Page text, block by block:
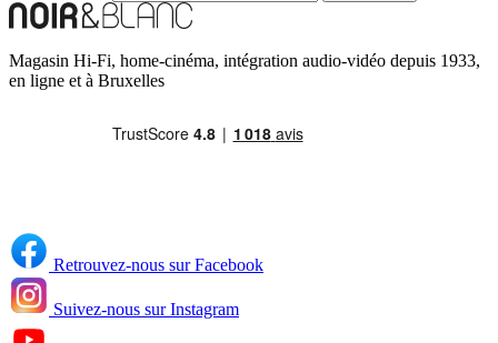
Magasin Hi-Fi, home-cinéma, intégration audio-vidéo depuis 1933,
en ligne et à Bruxelles
Retrouvez-nous sur Facebook
Suivez-nous sur Instagram